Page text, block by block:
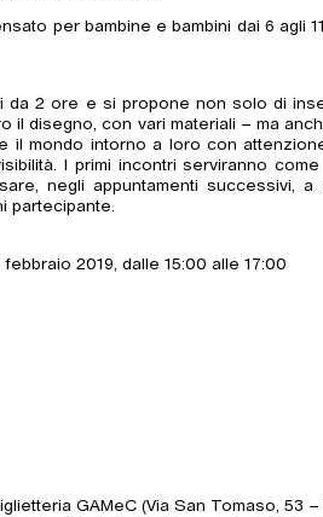
per bambine e bambini dai 6 agli
da 2 ore e si propone non solo di
il disegno, con vari materiali – ma
il mondo intorno a loro con
I primi incontri serviranno
negli appuntamenti successivi, a
partecipante.
2019, dalle 15:00 alle 17:00
GAMeC (Via San Tomaso, 53 –